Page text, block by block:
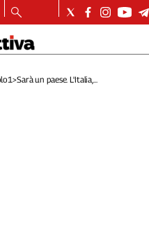
>Sarà un paese. L'Italia,...